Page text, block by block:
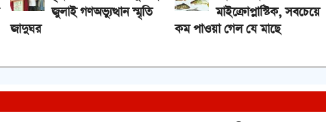
জুলাই গণঅভ্যুত্থান স্মৃতি
জাদুঘর
মাইক্রোপ্লাস্টিক, সবচেয়ে
কম পাওয়া গেল যে মাছে